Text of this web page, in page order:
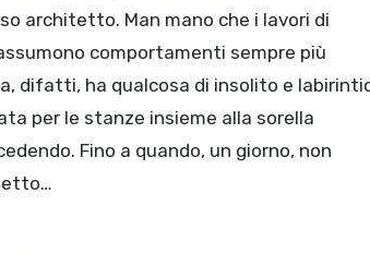
architetto. Man mano che i lavori di
comportamenti sempre più
difatti, ha qualcosa di insolito e
per le stanze insieme alla sorella
Fino a quando, un giorno, non